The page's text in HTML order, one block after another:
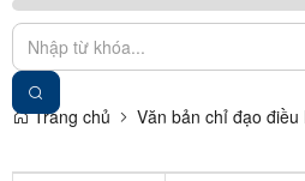
Trang chủ Văn bản chỉ đạo điều